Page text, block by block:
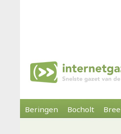
Beringen Bocholt Bree